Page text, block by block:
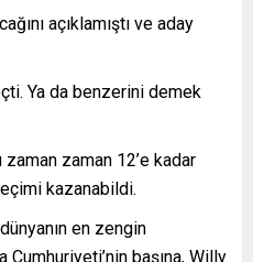
açıklamıştı ve aday
Ya da benzerini demek
zaman 12’e kadar
kazanabildi.
en zengin
başına, Willy